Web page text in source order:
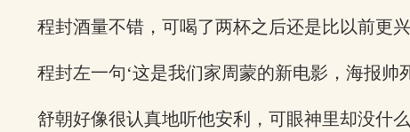
程封酒量不错，可喝了两杯之后还是比以前更
程封左一句‘这是我们家周蒙的新电影，海报帅
舒朝好像很认真地听他安利，可眼神里却没什么